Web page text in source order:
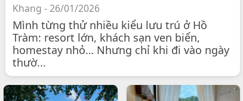
Khang - 26/01/2026
Mình từng thử nhiều kiểu lưu trú ở Hồ
Tràm: resort lớn, khách sạn ven biển,
homestay nhỏ… Nhưng chỉ khi đi vào ngày
thườ...